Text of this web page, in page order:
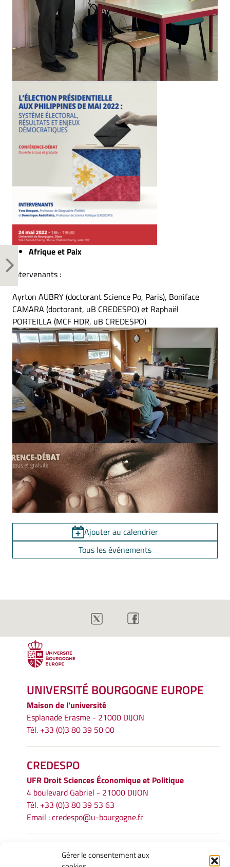
Gérer le consentement aux
Afrique et Paix
Intervenants :
Ayrton AUBRY (doctorant Science Po, Paris), Boniface
CAMARA (doctorant, uB CREDESPO) et Raphaël
PORTEILLA (MCF HDR, uB CREDESPO)
Ajouter au calendrier
Tous les événements
UNIVERSITÉ BOURGOGNE EUROPE
Maison de l'université
Esplanade Erasme - 21000 DIJON
Tél. +33 (0)3 80 39 50 00
CREDESPO
UFR Droit Sciences Économique et Politique
4 boulevard Gabriel - 21000 DIJON
Tél. +33 (0)3 80 39 53 63
Email :credespo@u-bourgogne.fr
INFORMATIONS LÉGALES